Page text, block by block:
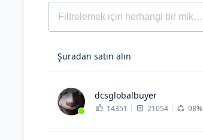
Şuradan satın alın
dcsglobalbuyer
14351 21054 98%